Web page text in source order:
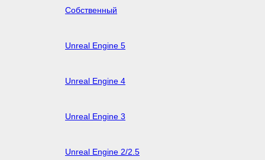
Собственный
Unreal Engine 5
Unreal Engine 4
Unreal Engine 3
Unreal Engine 2/2.5